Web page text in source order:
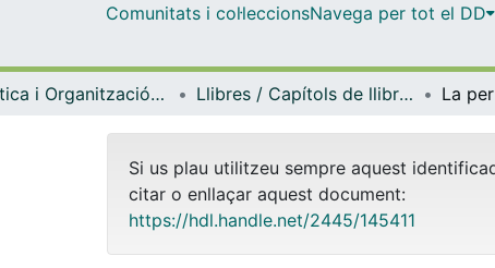
Comunitats i col·leccionsNavega per tot el DD
Didàctica i Organització Educativa Llibres / Capítols de llibre (Didàctica i Organització Educativa)
Si us plau utilitzeu sempre aquest
citar o enllaçar aquest document:
https://hdl.handle.net/2445/145411